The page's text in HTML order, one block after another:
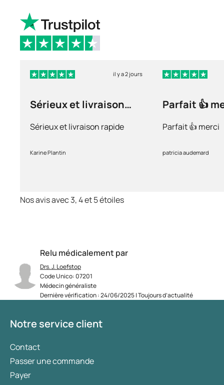
Relu médicalement par
Drs. J. Loefstop
Code Unico: 07201
Médecin généraliste
Dernière vérification : 24/06/2025 | Toujours d’actualité
il y a 2 jours
Sérieux et livraison
Sérieux et livraison rapide
Karine Plantin
Parfait 👍
Parfait 👍 merci
patricia audemard
Nos avis avec 3, 4 et 5 étoiles
Notre service client
Contact
Passer une commande
Payer